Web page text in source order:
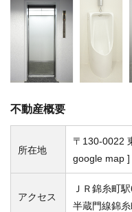
不動産概要
所在地
〒130-0022
google map]
アクセス
ＪＲ錦糸町
半蔵門線錦